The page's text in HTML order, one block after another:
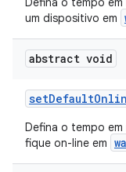
um dispositivo em
abstract void
setDefault
Defina o tempo
fique on-line em